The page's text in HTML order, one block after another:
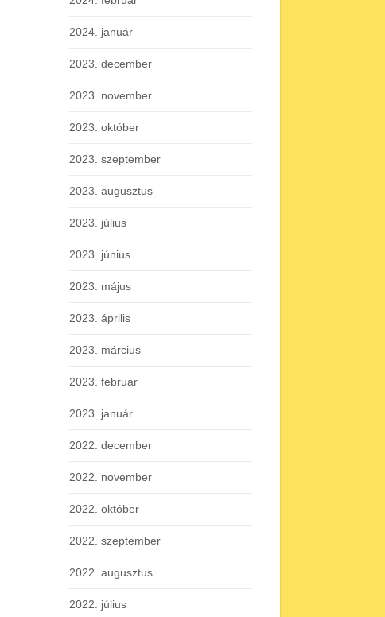
2024. január
2023. december
2023. november
2023. október
2023. szeptember
2023. augusztus
2023. július
2023. június
2023. május
2023. április
2023. március
2023. február
2023. január
2022. december
2022. november
2022. október
2022. szeptember
2022. augusztus
2022. július